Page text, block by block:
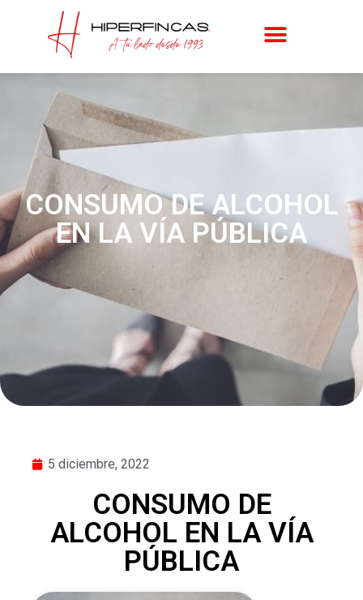
CONSUMO DE ALCOHOL
EN LA VÍA PÚBLICA
5 diciembre, 2022
CONSUMO DE
ALCOHOL EN LA VÍA
PÚBLICA